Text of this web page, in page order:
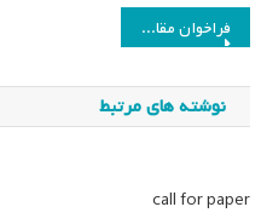
راهبری
نوشته
فراخوان مقاله؛ همایش هفتم
نوشته های مرتبط
call for paper